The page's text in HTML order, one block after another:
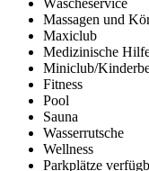
Wäscheservice
Massagen und
Maxiclub
Medizinische
Miniclub/
Fitness
Pool
Sauna
Wasserrutsche
Wellness
Parkplätze